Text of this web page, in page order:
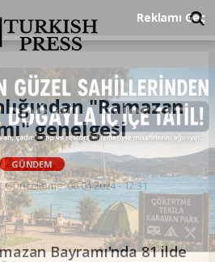
"Ramazan
genelgesi
GÜNDEM
Güncelleme: 06.04.2024 - 12:31
Bayramı'nda 81 ilde